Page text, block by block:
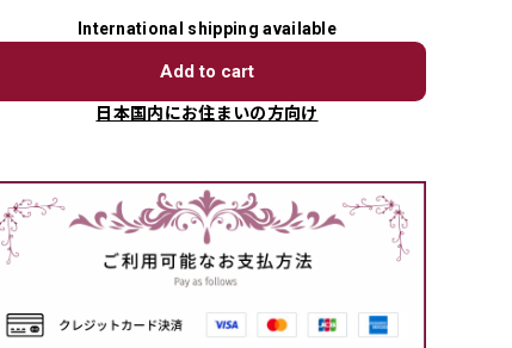
International shipping available
Add to cart
日本国内にお住まいの方向け